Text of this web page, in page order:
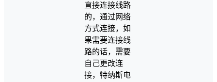
直接连接线路
的，通过网络
方式连接，如
果需要连接线
路的话，需要
自己更改连
接，特纳斯电